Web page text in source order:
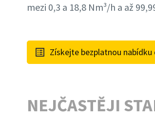
mezi 0,3 a 18,8 Nm³/h a až
Získejte bezplatnou
NEJČASTĚJI